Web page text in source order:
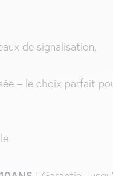
de signalisation,
– le choix parfait